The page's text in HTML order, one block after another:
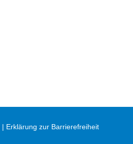
Erklärung zur Barrierefreiheit